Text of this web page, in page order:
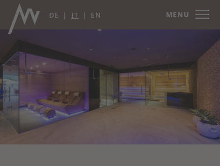
MENU
DE IT EN